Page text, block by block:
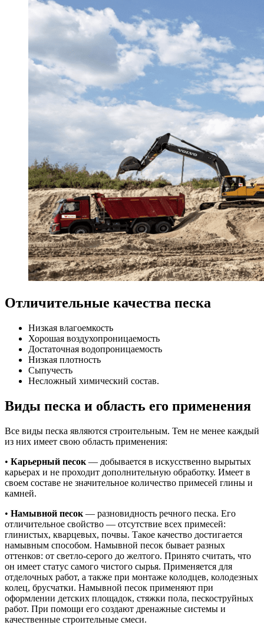
Отличительные качества песка
Низкая влагоемкость
Хорошая воздухопроницаемость
Достаточная водопроницаемость
Низкая плотность
Сыпучесть
Несложный химический состав.
Виды песка и область его применения
Все виды песка являются строительным. Тем не менее каждый
из них имеет свою область применения:
• Карьерный песок — добывается в искусственно вырытых
карьерах и не проходит дополнительную обработку. Имеет в
своем составе не значительное количество примесей глины и
камней.
• Намывной песок — разновидность речного песка. Его
отличительное свойство — отсутствие всех примесей:
глинистых, кварцевых, почвы. Такое качество достигается
намывным способом. Намывной песок бывает разных
оттенков: от светло-серого до желтого. Принято считать, что
он имеет статус самого чистого сырья. Применяется для
отделочных работ, а также при монтаже колодцев, колодезных
колец, брусчатки. Намывной песок применяют при
оформлении детских площадок, стяжки пола, пескоструйных
работ. При помощи его создают дренажные системы и
качественные строительные смеси.